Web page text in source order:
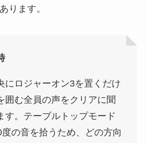
ります。
にロジャーオン3を置くだけ
囲む全員の声をクリアに聞
す。テーブルトップモード
の音を拾うため、どの方向